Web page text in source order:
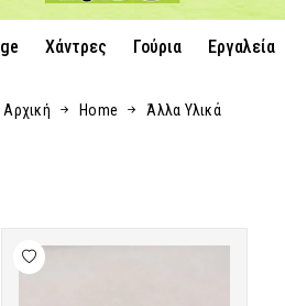
Χάντρες Γούρια Εργαλεία
Αρχική Home Άλλα Υλικά